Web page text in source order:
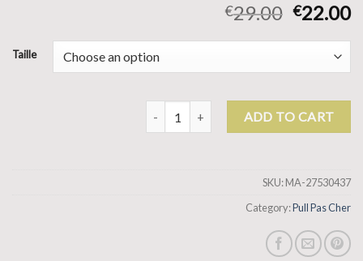
€29.00 €22.00
Taille
pull pas cher quantityADD TO CART
SKU:MA-27530437
Category:Pull Pas Cher